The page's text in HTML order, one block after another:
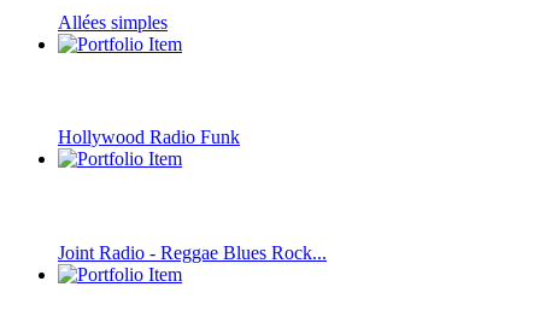
Allées simples
Hollywood Radio Funk
Joint Radio - Reggae Blues Rock...